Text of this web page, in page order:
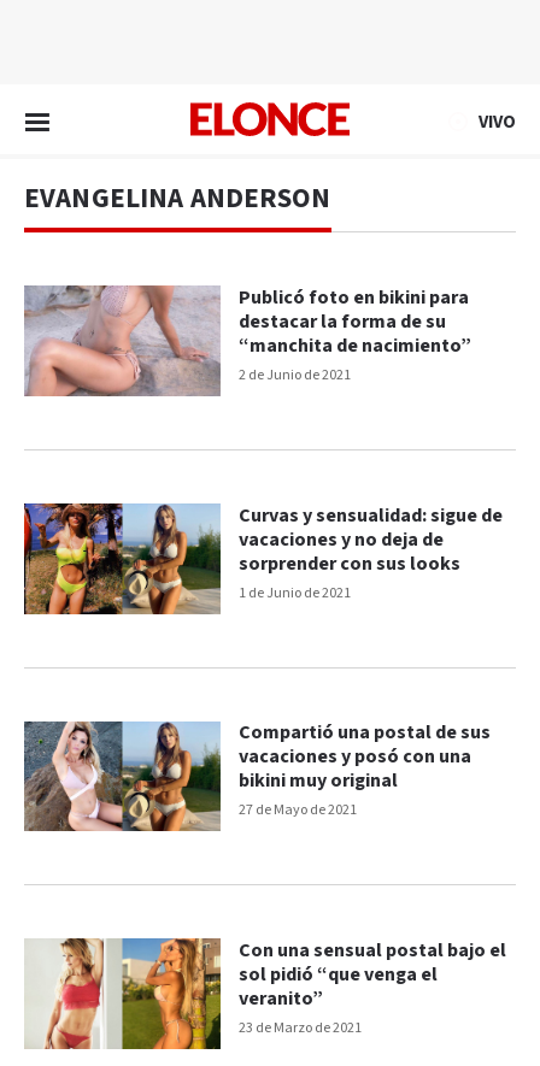
VIVO
EVANGELINA ANDERSON
2 de Junio de 2021
Publicó foto en bikini para
destacar la forma de su
“manchita de nacimiento”
1 de Junio de 2021
Curvas y sensualidad: sigue de
vacaciones y no deja de
sorprender con sus looks
27 de Mayo de 2021
Compartió una postal de sus
vacaciones y posó con una
bikini muy original
23 de Marzo de 2021
Con una sensual postal bajo el
sol pidió “que venga el
veranito”